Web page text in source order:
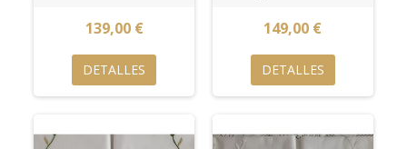
139,00 €
DETALLES
149,00 €
DETALLES